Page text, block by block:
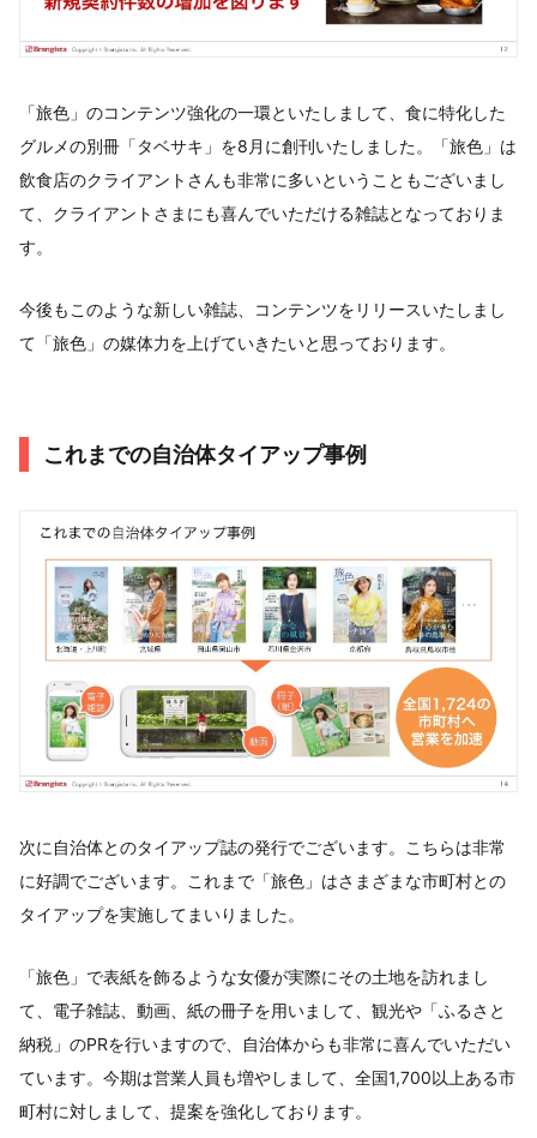
「旅色」のコンテンツ強化の一環といたしまして、食に特化した
グルメの別冊「タベサキ」を8月に創刊いたしました。「旅色」は
飲食店のクライアントさんも非常に多いということもございまし
て、クライアントさまにも喜んでいただける雑誌となっておりま
す。
今後もこのような新しい雑誌、コンテンツをリリースいたしまし
て「旅色」の媒体力を上げていきたいと思っております。
これまでの自治体タイアップ事例
次に自治体とのタイアップ誌の発行でございます。こちらは非常
に好調でございます。これまで「旅色」はさまざまな市町村との
タイアップを実施してまいりました。
「旅色」で表紙を飾るような女優が実際にその土地を訪れまし
て、電子雑誌、動画、紙の冊子を用いまして、観光や「ふるさと
納税」のPRを行いますので、自治体からも非常に喜んでいただい
ています。今期は営業人員も増やしまして、全国1,700以上ある市
町村に対しまして、提案を強化しております。